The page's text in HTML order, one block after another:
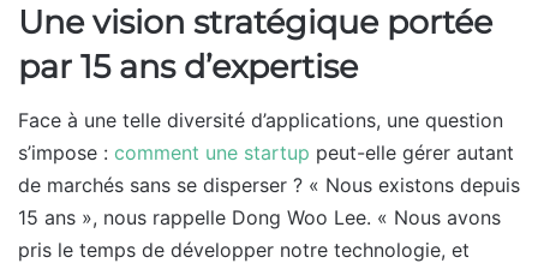
Une vision stratégique portée
par 15 ans d’expertise
Face à une telle diversité d’applications, une question
s’impose : comment une startup peut-elle gérer autant
de marchés sans se disperser ? « Nous existons depuis
15 ans », nous rappelle Dong Woo Lee. « Nous avons
pris le temps de développer notre technologie, et